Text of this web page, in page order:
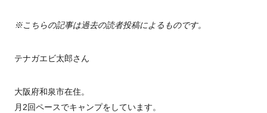
※こちらの記事は過去の読者投稿によるものです。
テナガエビ太郎さん
大阪府和泉市在住。
月2回ペースでキャンプをしています。